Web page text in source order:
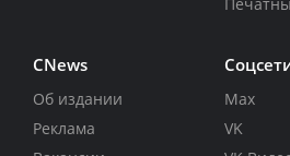
CNews
Об издании
Реклама
Max
VK